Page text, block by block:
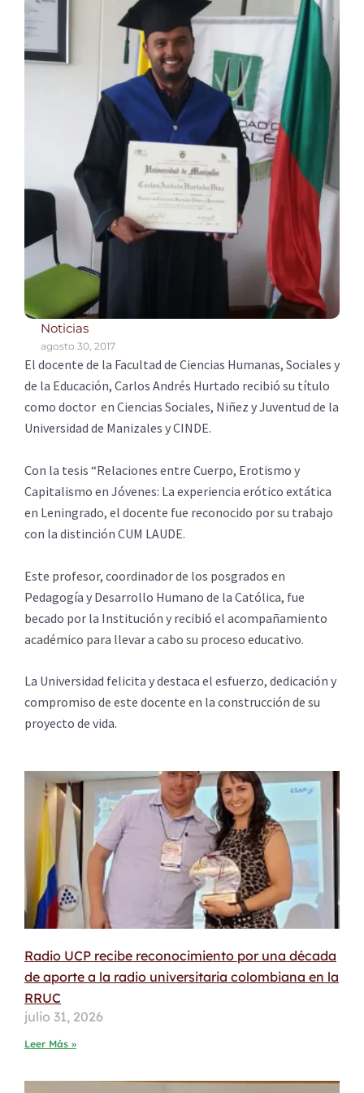
Noticias
agosto 30, 2017
El docente de la Facultad de Ciencias Humanas, Sociales y
de la Educación, Carlos Andrés Hurtado recibió su título
como doctor en Ciencias Sociales, Niñez y Juventud de la
Universidad de Manizales y CINDE.
Con la tesis “Relaciones entre Cuerpo, Erotismo y
Capitalismo en Jóvenes: La experiencia erótico extática
en Leningrado, el docente fue reconocido por su trabajo
con la distinción CUM LAUDE.
Este profesor, coordinador de los posgrados en
Pedagogía y Desarrollo Humano de la Católica, fue
becado por la Institución y recibió el acompañamiento
académico para llevar a cabo su proceso educativo.
La Universidad felicita y destaca el esfuerzo, dedicación y
compromiso de este docente en la construcción de su
proyecto de vida.
Radio UCP recibe reconocimiento por una década
de aporte a la radio universitaria colombiana en la
RRUC
julio 31, 2026
Leer Más »